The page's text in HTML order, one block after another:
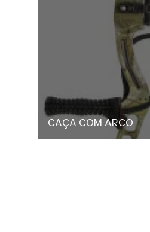
CAÇA COM ARCO